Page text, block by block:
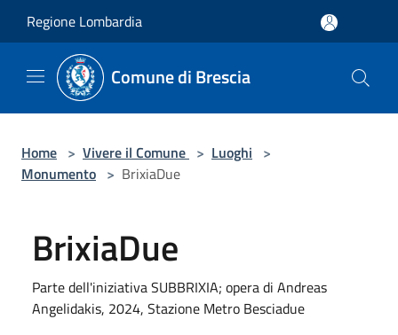
Regione Lombardia
Comune di Brescia
Home > Vivere il Comune > Luoghi >
Monumento > BrixiaDue
BrixiaDue
Parte dell'iniziativa SUBBRIXIA; opera di Andreas
Angelidakis, 2024, Stazione Metro Besciadue